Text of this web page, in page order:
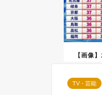
【画像
TV・芸能